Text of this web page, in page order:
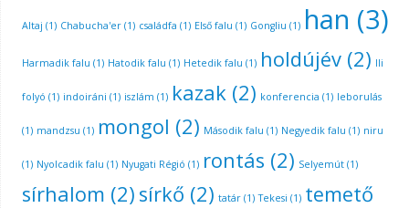
Altaj (1) Chabucha'er(1) családfa (1) Első falu (1) Gongliu (1) han (3)
Harmadik falu (1) Hatodik falu (1) Hetedik falu (1) holdújév(2) Ili
folyó (1) indoiráni (1) iszlám (1) kazak(2) konferencia (1) leborulás
(1) mandzsu (1) mongol (2) Második falu (1) Negyedik falu (1) niru
(1) Nyolcadik falu (1) Nyugati Régió (1) rontás (2) Selyemút(1)
sírhalom (2) sírkő (2) tatár(1) Tekesi (1) temető